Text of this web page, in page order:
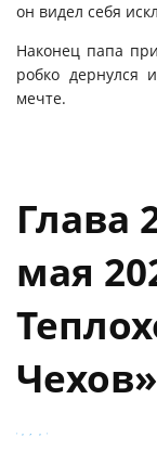
он видел себя
Наконец папа
робко дернулся
мечте.
Глава
мая
Чехов»